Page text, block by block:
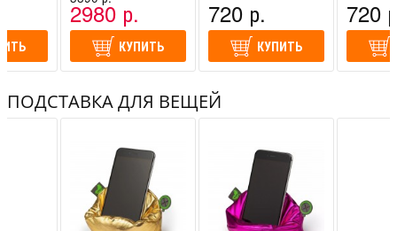
2980 р.
КУПИТЬ
720 р.
КУПИТЬ
720
ПОДСТАВКА ДЛЯ ВЕЩЕЙ